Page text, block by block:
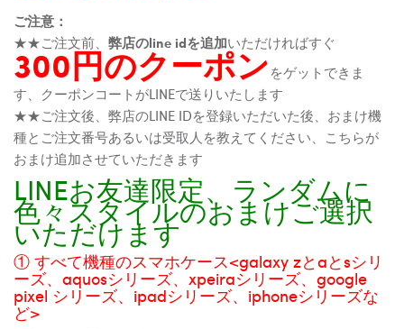
ご注意：
★★ご注文前、 弊店のline idを追加いただければすぐ
300円のクーポンをゲットできま
す、クーポンコートがLINEで送りいたします
★★ご注文後、弊店のLINE IDを登録いただいた後、おまけ機
種とご注文番号あるいは受取人を教えてください、こちらが
おまけ追加させていただきます
LINEお友達限定、ランダムに
色々スタイルのおまけご選択
いただけます
① すべて機種のスマホケース<galaxy zとaとsシリ
ーズ、aquosシリーズ、xpeiraシリーズ、google
pixel シリーズ、ipadシリーズ、iphoneシリーズな
ど>